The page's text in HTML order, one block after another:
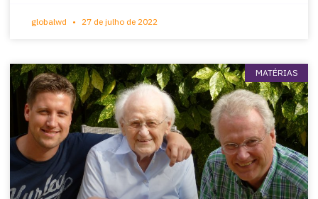
globalwd 27 de julho de 2022
MATÉRIAS